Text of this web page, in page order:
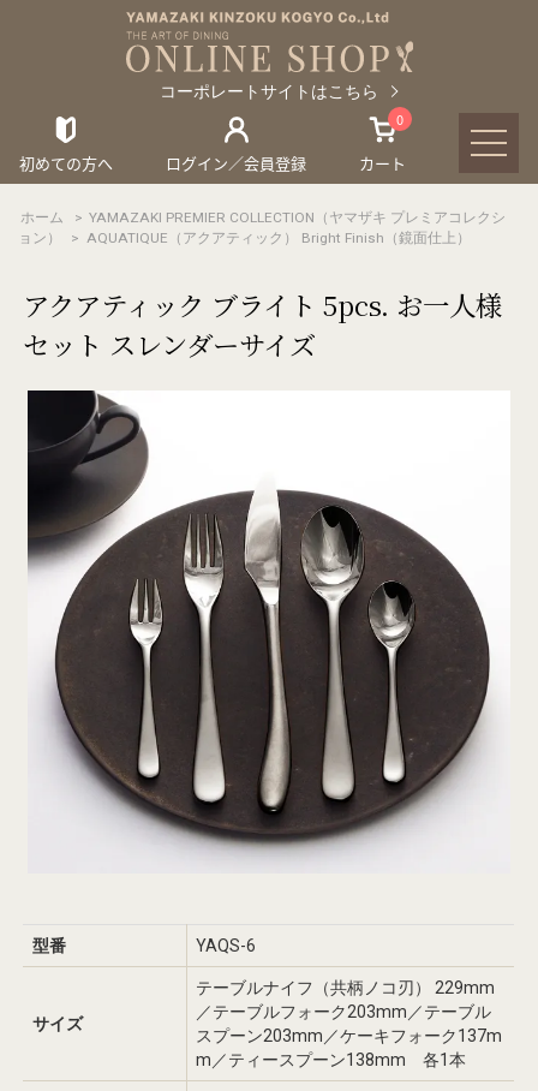
コーポレートサイトはこちら
初めての方へ ログイン／会員登録
0
カート
ホーム > YAMAZAKI PREMIER COLLECTION（ヤマザキ プレミアコレクシ
ョン）
> AQUATIQUE（アクアティック） Bright Finish（鏡面仕上）
アクアティック ブライト 5pcs. お一人様
セット スレンダーサイズ
型番 YAQS-6
サイズ
テーブルナイフ（共柄ノコ刃） 229mm
／テーブルフォーク203mm／テーブル
スプーン203mm／ケーキフォーク137m
m／ティースプーン138mm 各1本